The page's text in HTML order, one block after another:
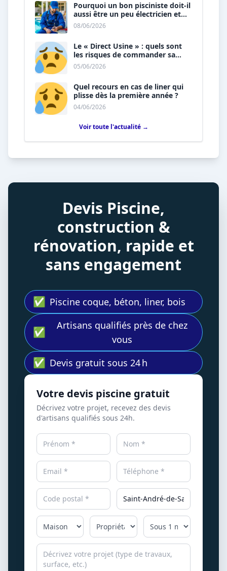
Pourquoi un bon pisciniste doit-il
aussi être un peu électricien et
plombier ?
08/06/2026
Le « Direct Usine » : quels sont
les risques de commander sa
piscine sans installateur ?
05/06/2026
Quel recours en cas de liner qui
plisse dès la première année ?
04/06/2026
Voir toute l'actualité →
Devis Piscine,
construction &
rénovation, rapide et
sans engagement
✅ Piscine coque, béton, liner, bois
✅
Artisans qualifiés près de chez
vous
✅ Devis gratuit sous 24 h
Votre devis piscine gratuit
Décrivez votre projet, recevez des devis
d'artisans qualifiés sous 24h.